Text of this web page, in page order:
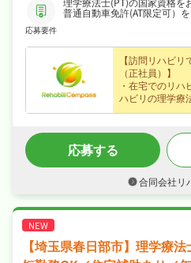
応募要件
普通自動車免許(AT限定可）
【訪問リハビ
（正社員）】
・在宅でのリハ
ハビリの理学療
駅から徒歩2分
・月給22.6〜
月分・住宅手
待遇で、安定し
やすく年間休
・住宅補助・社
応募する
合同会社リ
【埼玉県春日部市】理学療